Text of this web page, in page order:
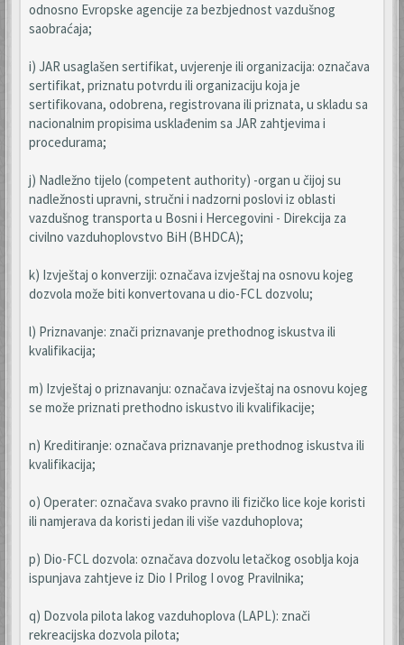
odnosno Evropske agencije za bezbjednost vazdušnog
saobraćaja;
i) JAR usaglašen sertifikat, uvjerenje ili organizacija: označava
sertifikat, priznatu potvrdu ili organizaciju koja je
sertifikovana, odobrena, registrovana ili priznata, u skladu sa
nacionalnim propisima usklađenim sa JAR zahtjevima i
procedurama;
j) Nadležno tijelo (competent authority) -organ u čijoj su
nadležnosti upravni, stručni i nadzorni poslovi iz oblasti
vazdušnog transporta u Bosni i Hercegovini - Direkcija za
civilno vazduhoplovstvo BiH (BHDCA);
k) Izvještaj o konverziji: označava izvještaj na osnovu kojeg
dozvola može biti konvertovana u dio-FCL dozvolu;
l) Priznavanje: znači priznavanje prethodnog iskustva ili
kvalifikacija;
m) Izvještaj o priznavanju: označava izvještaj na osnovu kojeg
se može priznati prethodno iskustvo ili kvalifikacije;
n) Kreditiranje: označava priznavanje prethodnog iskustva ili
kvalifikacija;
o) Operater: označava svako pravno ili fizičko lice koje koristi
ili namjerava da koristi jedan ili više vazduhoplova;
p) Dio-FCL dozvola: označava dozvolu letačkog osoblja koja
ispunjava zahtjeve iz Dio I Prilog I ovog Pravilnika;
q) Dozvola pilota lakog vazduhoplova (LAPL): znači
rekreacijska dozvola pilota;